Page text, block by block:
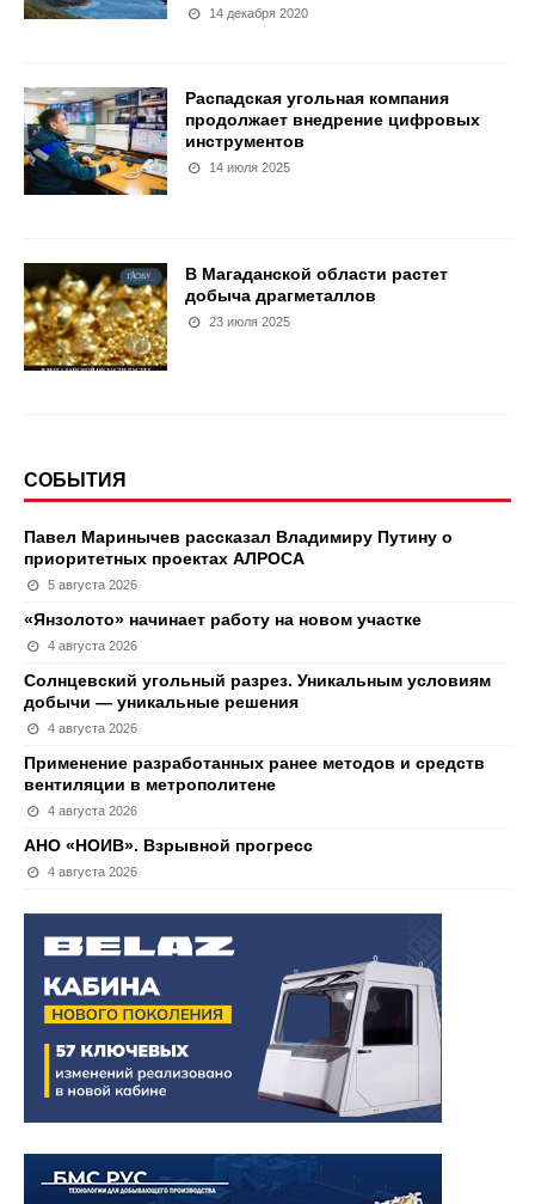
14 декабря 2020
Распадская угольная компания
продолжает внедрение цифровых
инструментов
14 июля 2025
В Магаданской области растет
добыча драгметаллов
23 июля 2025
СОБЫТИЯ
Павел Маринычев рассказал Владимиру Путину о
приоритетных проектах АЛРОСА
5 августа 2026
«Янзолото» начинает работу на новом участке
4 августа 2026
Солнцевский угольный разрез. Уникальным условиям
добычи — уникальные решения
4 августа 2026
Применение разработанных ранее методов и средств
вентиляции в метрополитене
4 августа 2026
АНО «НОИВ». Взрывной прогресс
4 августа 2026